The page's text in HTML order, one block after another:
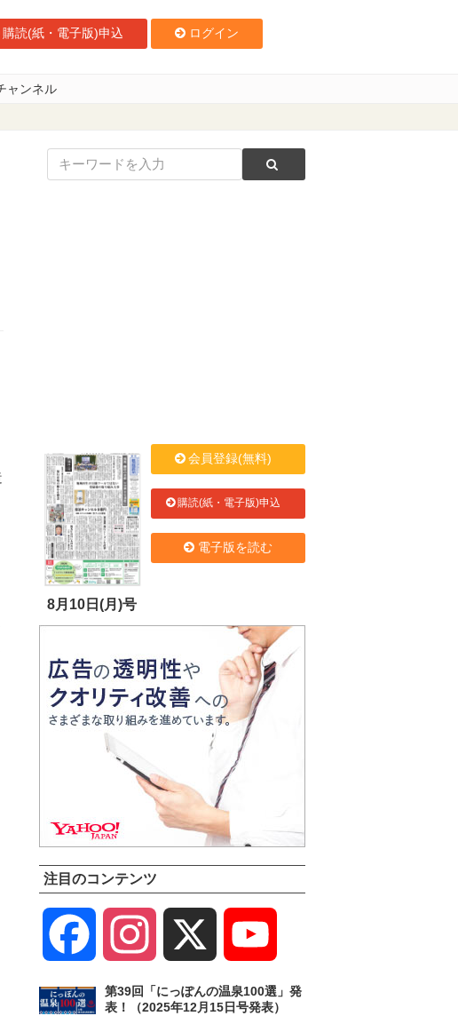
購読(紙・電子版)申込 ログイン
ャンネル
圭吾 氏 に聞く
8月10日(月)号
会員登録(無料)
購読(紙・電子版)申込
電子版を読む
注目のコンテンツ
Facebook Instagram
Channel
第39回「にっぽんの温泉100選」発
表！（2025年12月15日号発表）